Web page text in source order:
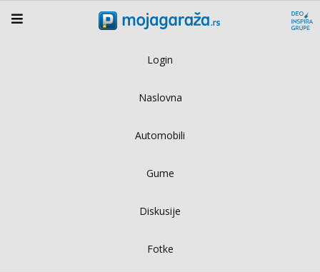
Login
Naslovna
Automobili
Gume
Diskusije
Fotke